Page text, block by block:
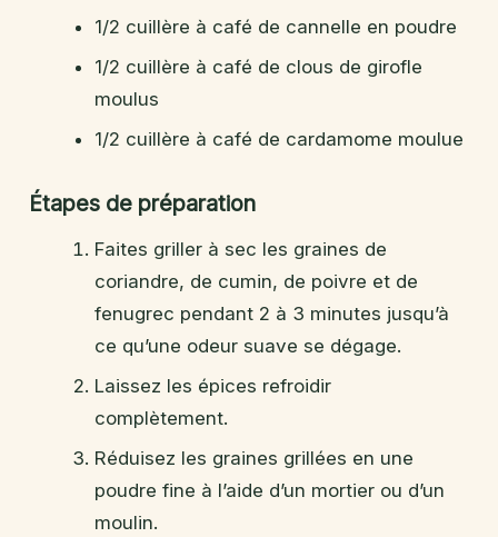
1/2 cuillère à café de cannelle en poudre
1/2 cuillère à café de clous de girofle
moulus
1/2 cuillère à café de cardamome moulue
Étapes de préparation
Faites griller à sec les graines de
coriandre, de cumin, de poivre et de
fenugrec pendant 2 à 3 minutes jusqu’à
ce qu’une odeur suave se dégage.
Laissez les épices refroidir
complètement.
Réduisez les graines grillées en une
poudre fine à l’aide d’un mortier ou d’un
moulin.